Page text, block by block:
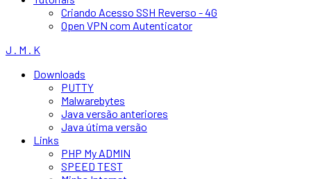
Criando Acesso SSH Reverso - 4G
Open VPN com Autenticator
J . M . K
Downloads
PUTTY
Malwarebytes
Java versão anteriores
Java útima versão
Links
PHP My ADMIN
SPEED TEST